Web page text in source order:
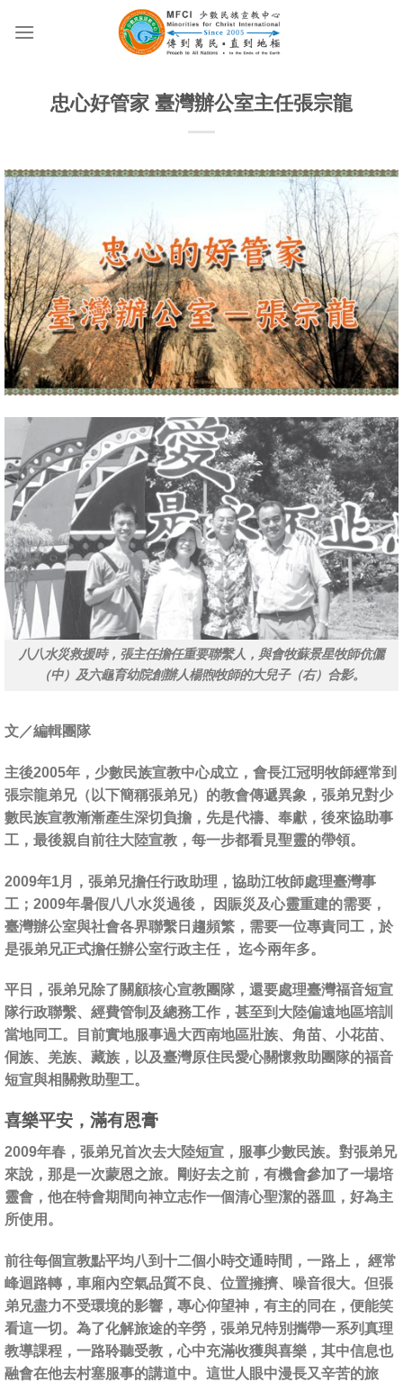
忠心好管家 臺灣辦公室主任張宗龍
八八水災救援時，張主任擔任重要聯繫人，與會牧蘇景星牧師伉儷
（中）及六龜育幼院創辦人楊煦牧師的大兒子（右）合影。
文／編輯團隊
主後2005年，少數民族宣教中心成立，會長江冠明牧師經常到
張宗龍弟兄（以下簡稱張弟兄）的教會傳遞異象，張弟兄對少
數民族宣教漸漸產生深切負擔，先是代禱、奉獻，後來協助事
工，最後親自前往大陸宣教，每一步都看見聖靈的帶領。
2009年1月，張弟兄擔任行政助理，協助江牧師處理臺灣事
工；2009年暑假八八水災過後， 因賑災及心靈重建的需要，
臺灣辦公室與社會各界聯繫日趨頻繁，需要一位專責同工，於
是張弟兄正式擔任辦公室行政主任， 迄今兩年多。
平日，張弟兄除了關顧核心宣教團隊，還要處理臺灣福音短宣
隊行政聯繫、經費管制及總務工作，甚至到大陸偏遠地區培訓
當地同工。目前實地服事過大西南地區壯族、角苗、小花苗、
侗族、羌族、藏族，以及臺灣原住民愛心關懷救助團隊的福音
短宣與相關救助聖工。
喜樂平安，滿有恩膏
2009年春，張弟兄首次去大陸短宣，服事少數民族。對張弟兄
來說，那是一次蒙恩之旅。剛好去之前，有機會參加了一場培
靈會，他在特會期間向神立志作一個清心聖潔的器皿，好為主
所使用。
前往每個宣教點平均八到十二個小時交通時間，一路上， 經常
峰迴路轉，車廂內空氣品質不良、位置擁擠、噪音很大。但張
弟兄盡力不受環境的影響，專心仰望神，有主的同在，便能笑
看這一切。為了化解旅途的辛勞，張弟兄特別攜帶一系列真理
教導課程，一路聆聽受教，心中充滿收獲與喜樂，其中信息也
融會在他去村塞服事的講道中。這世人眼中漫長又辛苦的旅